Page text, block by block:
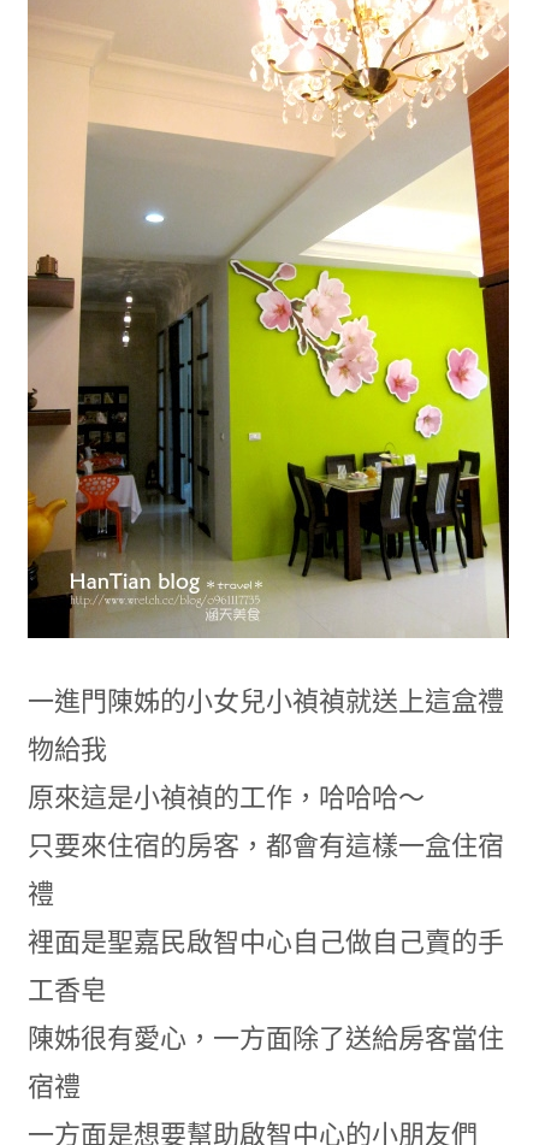
一進門陳姊的小女兒小禎禎就送上這盒禮
物給我
原來這是小禎禎的工作，哈哈哈～
只要來住宿的房客，都會有這樣一盒住宿
禮
裡面是聖嘉民啟智中心自己做自己賣的手
工香皂
陳姊很有愛心，一方面除了送給房客當住
宿禮
一方面是想要幫助啟智中心的小朋友們